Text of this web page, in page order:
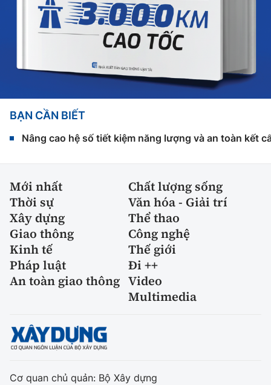
BẠN CẦN BIẾT
Nâng cao hệ số tiết kiệm năng lượng và an toàn kết
Mới nhất
Chất lượng sống
Thời sự
Văn hóa - Giải trí
Xây dựng
Thể thao
Giao thông
Công nghệ
Kinh tế
Thế giới
Pháp luật
Đi ++
An toàn giao thông Video
Multimedia
Cơ quan chủ quản: Bộ Xây dựng